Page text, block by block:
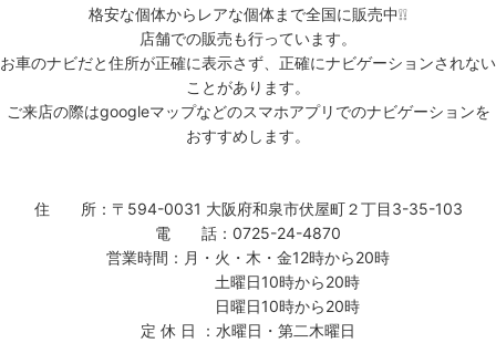
格安な個体からレアな個体まで全国に販売中❕❕
店舗での販売も行っています。
お車のナビだと住所が正確に表示さず、正確にナビゲーションされない
ことがあります。
ご来店の際はgoogleマップなどのスマホアプリでのナビゲーションを
おすすめします。
住 所：〒594-0031 大阪府和泉市伏屋町２丁目3-35-103
電 話：0725-24-4870
営業時間：月・火・木・金12時から20時
土曜日10時から20時
日曜日10時から20時
定 休 日 ：水曜日・第二木曜日